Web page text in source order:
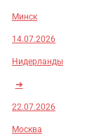
Минск
14.07.2026
Нидерланды
➜
22.07.2026
Москва